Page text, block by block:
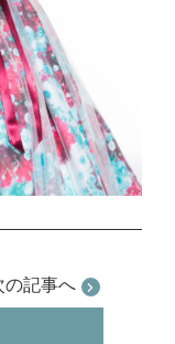
の記事へ